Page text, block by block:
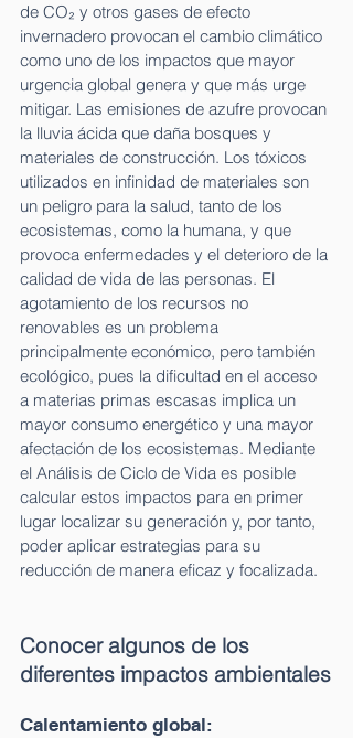
de CO₂ y otros gases de efecto
invernadero provocan el cambio climático
como uno de los impactos que mayor
urgencia global genera y que más urge
mitigar. Las emisiones de azufre provocan
la lluvia ácida que daña bosques y
materiales de construcción. Los tóxicos
utilizados en infinidad de materiales son
un peligro para la salud, tanto de los
ecosistemas, como la humana, y que
provoca enfermedades y el deterioro de la
calidad de vida de las personas. El
agotamiento de los recursos no
renovables es un problema
principalmente económico, pero también
ecológico, pues la dificultad en el acceso
a materias primas escasas implica un
mayor consumo energético y una mayor
afectación de los ecosistemas. Mediante
el Análisis de Ciclo de Vida es posible
calcular estos impactos para en primer
lugar localizar su generación y, por tanto,
poder aplicar estrategias para su
reducción de manera eficaz y focalizada.
Conocer algunos de los
diferentes impactos ambientales
Calentamiento global: